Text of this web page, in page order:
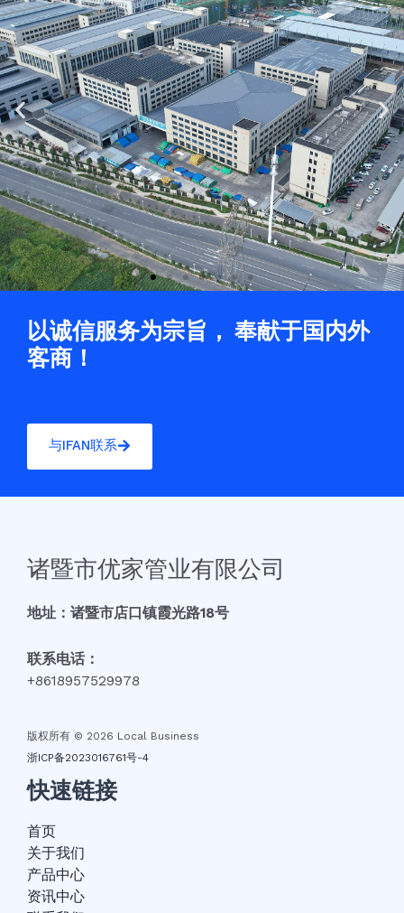
Previous
slide
以诚信服务为宗旨， 奉献于国内外
客商！
与IFAN联系
诸暨市优家管业有限公司
地址：诸暨市店口镇霞光路18号
联系电话：
+8618957529978
版权所有 © 2026 Local Business
浙ICP备2023016761号-4
快速链接
首页
关于我们
产品中心
资讯中心